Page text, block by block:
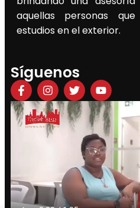
aquellas personas
estudios en el exterior.
Síguenos